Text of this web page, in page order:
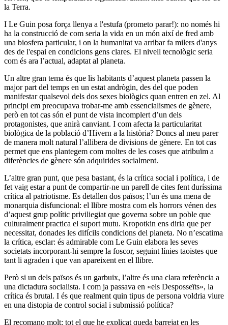
la Terra.
I Le Guin posa força llenya a l'estufa (prometo parar!): no només hi
ha la construcció de com seria la vida en un món així de fred amb
una biosfera particular, i on la humanitat va arribar fa milers d'anys
des de l'espai en condicions gens clares. El nivell tecnològic seria
com és ara l’actual, adaptat al planeta.
Un altre gran tema és que lis habitants d’aquest planeta passen la
major part del temps en un estat andrògin, des del que poden
manifestar qualsevol dels dos sexes biològics quan entren en zel. Al
principi em preocupava trobar-me amb essencialismes de gènere,
però en tot cas són el punt de vista incomplert d’un dels
protagonistes, que anirà canviant. I com afecta la particularitat
biològica de la població d’Hivern a la història? Doncs al meu parer
de manera molt natural l’allibera de divisions de gènere. En tot cas
permet que ens plantegem com moltes de les coses que atribuïm a
diferències de gènere són adquirides socialment.
L’altre gran punt, que pesa bastant, és la crítica social i política, i de
fet vaig estar a punt de compartir-ne un parell de cites fent duríssima
crítica al patriotisme. Es detallen dos països; l’un és una mena de
monarquia disfuncional: el llibre mostra com els horrors vénen des
d’aquest grup polític priviliegiat que governa sobre un poble que
culturalment practica el suport mutu. Kropotkin ens diria que per
necessitat, donades les difícils condicions del planeta. No n’escatima
la crítica, esclar: és admirable com Le Guin elabora les seves
societats incorporant-hi sempre la foscor, seguint línies taoistes que
tant li agraden i que van apareixent en el llibre.
Però si un dels països és un garbuix, l’altre és una clara referència a
una dictadura socialista. I com ja passava en «els Desposseïts», la
crítica és brutal. I és que realment quin tipus de persona voldria viure
en una distopia de control social i submissió política?
El recomano molt: tot el que he explicat queda barrejat en les